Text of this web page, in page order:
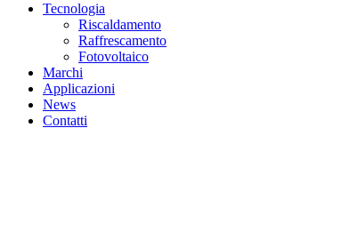
Tecnologia
Riscaldamento
Raffrescamento
Fotovoltaico
Marchi
Applicazioni
News
Contatti